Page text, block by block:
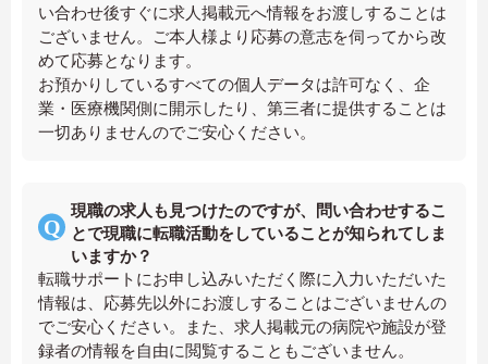
い合わせ後すぐに求人掲載元へ情報をお渡しすることは
ございません。ご本人様より応募の意志を伺ってから改
めて応募となります。
お預かりしているすべての個人データは許可なく、企
業・医療機関側に開示したり、第三者に提供することは
一切ありませんのでご安心ください。
現職の求人も見つけたのですが、問い合わせするこ
とで現職に転職活動をしていることが知られてしま
いますか？
転職サポートにお申し込みいただく際に入力いただいた
情報は、応募先以外にお渡しすることはございませんの
でご安心ください。また、求人掲載元の病院や施設が登
録者の情報を自由に閲覧することもございません。